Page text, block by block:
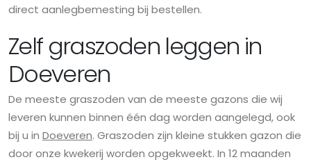
direct aanlegbemesting bij bestellen.
Zelf graszoden leggen in
Doeveren
De meeste graszoden van de meeste gazons die wij
leveren kunnen binnen één dag worden aangelegd, ook
bij u in Doeveren. Graszoden zijn kleine stukken gazon die
door onze kwekerij worden opgekweekt. In 12 maanden